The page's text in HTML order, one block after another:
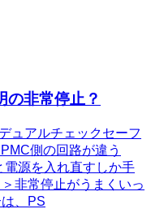
非常停止？
ュアルチェックセーフ
側の回路が違う
電源を入れ直すしか手
非常停止がうまくいっ
、PS